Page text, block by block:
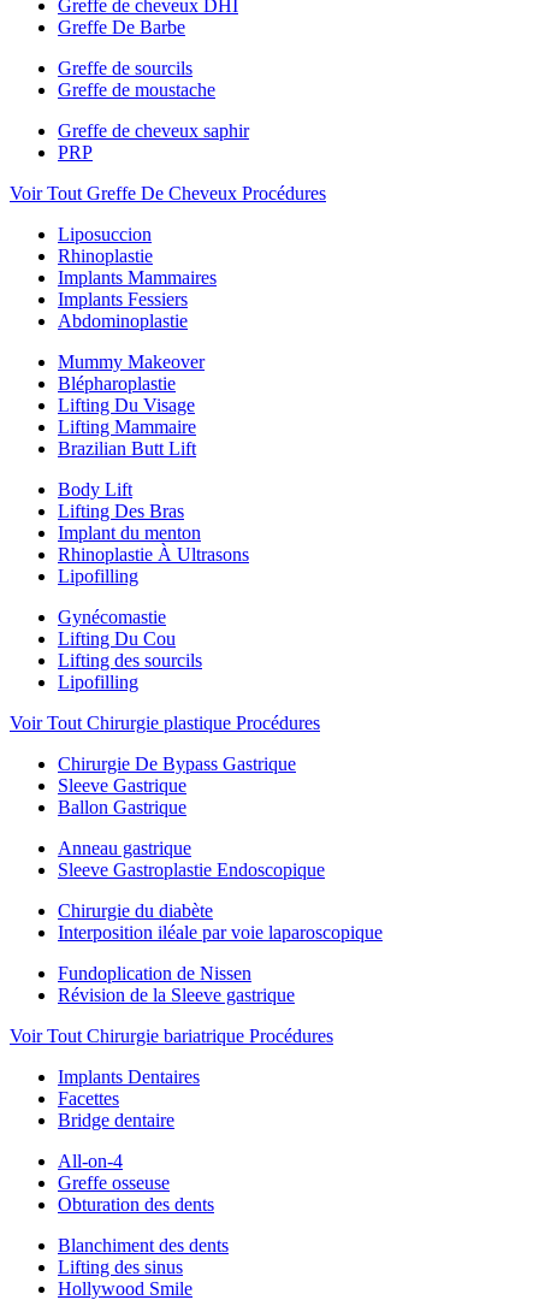
Greffe de cheveux DHI
Greffe De Barbe
Greffe de sourcils
Greffe de moustache
Greffe de cheveux saphir
PRP
Voir Tout Greffe De Cheveux Procédures
Liposuccion
Rhinoplastie
Implants Mammaires
Implants Fessiers
Abdominoplastie
Mummy Makeover
Blépharoplastie
Lifting Du Visage
Lifting Mammaire
Brazilian Butt Lift
Body Lift
Lifting Des Bras
Implant du menton
Rhinoplastie À Ultrasons
Lipofilling
Gynécomastie
Lifting Du Cou
Lifting des sourcils
Lipofilling
Voir Tout Chirurgie plastique Procédures
Chirurgie De Bypass Gastrique
Sleeve Gastrique
Ballon Gastrique
Anneau gastrique
Sleeve Gastroplastie Endoscopique
Chirurgie du diabète
Interposition iléale par voie laparoscopique
Fundoplication de Nissen
Révision de la Sleeve gastrique
Voir Tout Chirurgie bariatrique Procédures
Implants Dentaires
Facettes
Bridge dentaire
All-on-4
Greffe osseuse
Obturation des dents
Blanchiment des dents
Lifting des sinus
Hollywood Smile